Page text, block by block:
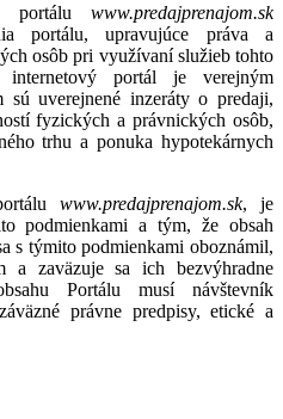
portálu www.predajprenajom.sk
portálu, upravujúce práva a
osôb pri využívaní služieb tohto
internetový portál je verejným
uverejnené inzeráty o predaji,
fyzických a právnických osôb,
trhu a ponuka hypotekárnych
www.predajprenajom.sk, je
podmienkami a tým, že obsah
s týmito podmienkami oboznámil,
a zaväzuje sa ich bezvýhradne
Portálu musí návštevník
právne predpisy, etické a